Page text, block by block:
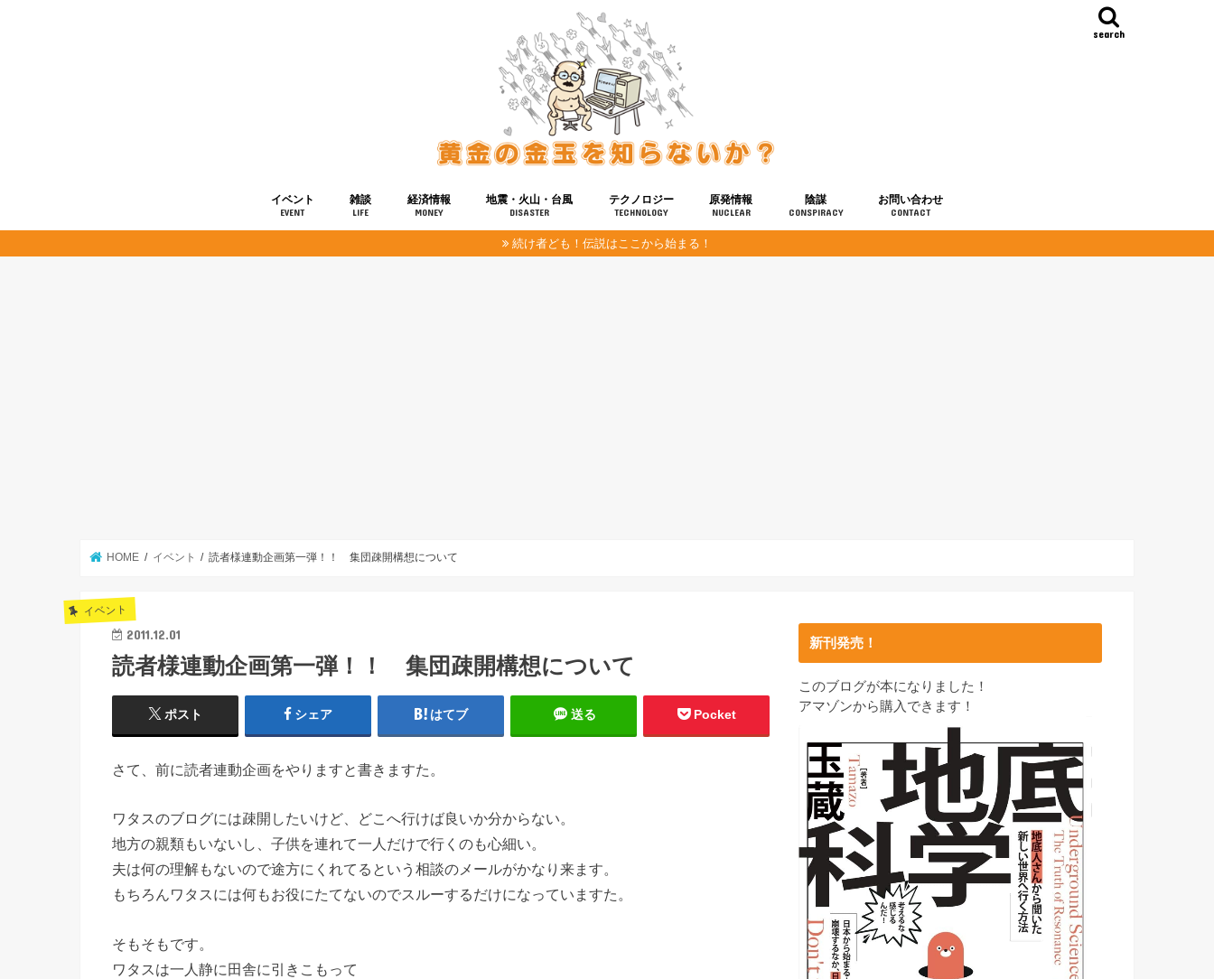
search
イベント
EVENT
雑談
LIFE
経済情報
MONEY
地震・火山・台風
DISASTER
テクノロジー
TECHNOLOGY
健康
宇宙
原発情報
NUCLEAR
陰謀
CONSPIRACY
お問い合わせ
CONTACT
続け者ども！伝説はここから始まる！
HOME イベント 読者様連動企画第一弾！！ 集団疎開構想について
イベント
2011.12.01
読者様連動企画第一弾！！ 集団疎開構想について
ポスト シェア はてブ 送る Pocket
さて、前に読者連動企画をやりますと書きますた。
ワタスのブログには疎開したいけど、どこへ行けば良いか分からない。
地方の親類もいないし、子供を連れて一人だけで行くのも心細い。
夫は何の理解もないので途方にくれてるという相談のメールがかなり来ます。
もちろんワタスには何もお役にたてないのでスルーするだけになっていますた。
そもそもです。
ワタスは一人静に田舎に引きこもって
新刊発売！
このブログが本になりました！
アマゾンから購入できます！